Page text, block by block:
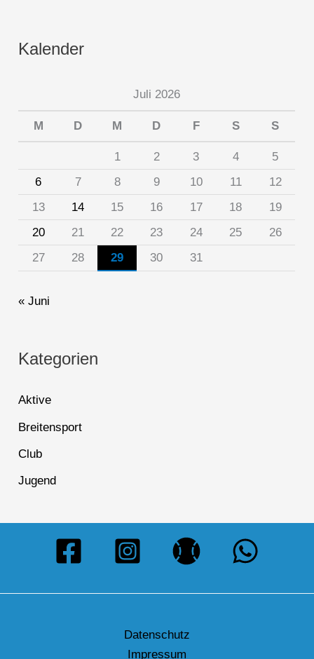
Kalender
Juli 2026
M D M D F S S
1 2 3 4
5
6
7 8 9 10 11
12
13
14 15 16 17 18
19
20
21 22 23 24 25
26
27
28 29 30 31
« Juni
Kategorien
Aktive
Breitensport
Club
Jugend
Datenschutz
Impressum